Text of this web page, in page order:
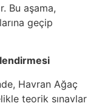
Bu aşama,
geçip
Havran Ağaç
teorik sınavlar